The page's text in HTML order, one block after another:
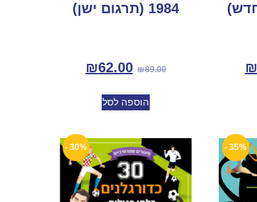
₪
1984 (תרגום ישן)
₪89.00
₪62.00
הוספה לסל
35% -
30% -